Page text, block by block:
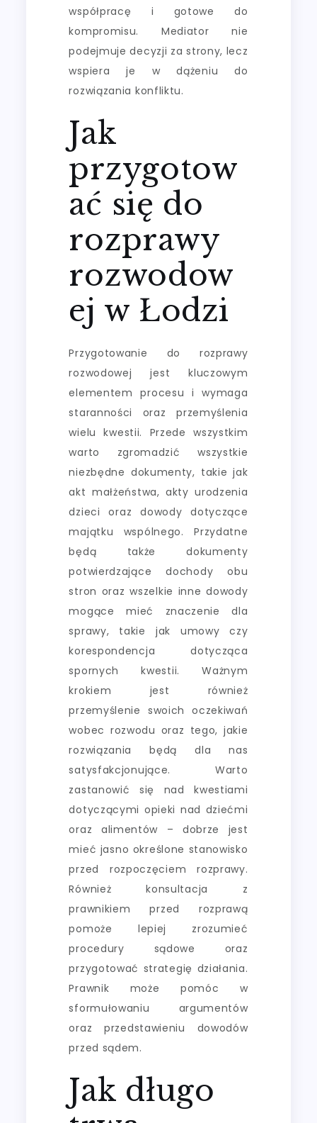
współpracę i gotowe do
kompromisu. Mediator nie
podejmuje decyzji za strony, lecz
wspiera je w dążeniu do
rozwiązania konfliktu.
Jak
przygotow
ać się do
rozprawy
rozwodow
ej w Łodzi
Przygotowanie do rozprawy
rozwodowej jest kluczowym
elementem procesu i wymaga
staranności oraz przemyślenia
wielu kwestii. Przede wszystkim
warto zgromadzić wszystkie
niezbędne dokumenty, takie jak
akt małżeństwa, akty urodzenia
dzieci oraz dowody dotyczące
majątku wspólnego. Przydatne
będą także dokumenty
potwierdzające dochody obu
stron oraz wszelkie inne dowody
mogące mieć znaczenie dla
sprawy, takie jak umowy czy
korespondencja dotycząca
spornych kwestii. Ważnym
krokiem jest również
przemyślenie swoich oczekiwań
wobec rozwodu oraz tego, jakie
rozwiązania będą dla nas
satysfakcjonujące. Warto
zastanowić się nad kwestiami
dotyczącymi opieki nad dziećmi
oraz alimentów – dobrze jest
mieć jasno określone stanowisko
przed rozpoczęciem rozprawy.
Również konsultacja z
prawnikiem przed rozprawą
pomoże lepiej zrozumieć
procedury sądowe oraz
przygotować strategię działania.
Prawnik może pomóc w
sformułowaniu argumentów
oraz przedstawieniu dowodów
przed sądem.
Jak długo